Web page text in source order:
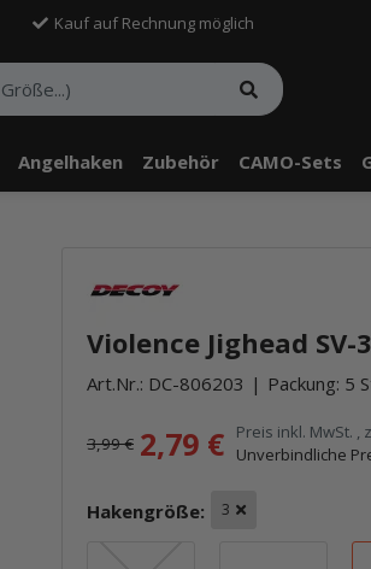
Kauf auf Rechnung möglich
Angelhaken Zubehör CAMO-Sets
Violence Jighead SV-
Art.Nr.: DC-806203 Packung: 5
3,99 € 2,79 € Preis inkl. MwSt. ,
Unverbindliche
Hakengröße: 3